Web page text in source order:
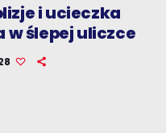
i ucieczka
w ślepej uliczce